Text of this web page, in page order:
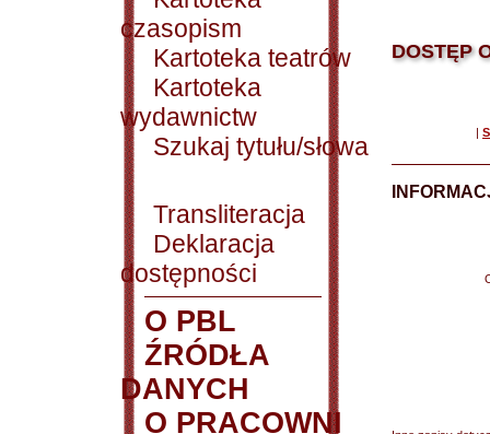
czasopism
Kartoteka teatrów
Kartoteka
wydawnictw
Szukaj tytułu/słowa
Transliteracja
Deklaracja
dostępności
O PBL
ŹRÓDŁA
DANYCH
O PRACOWNI
DOSTĘP
|